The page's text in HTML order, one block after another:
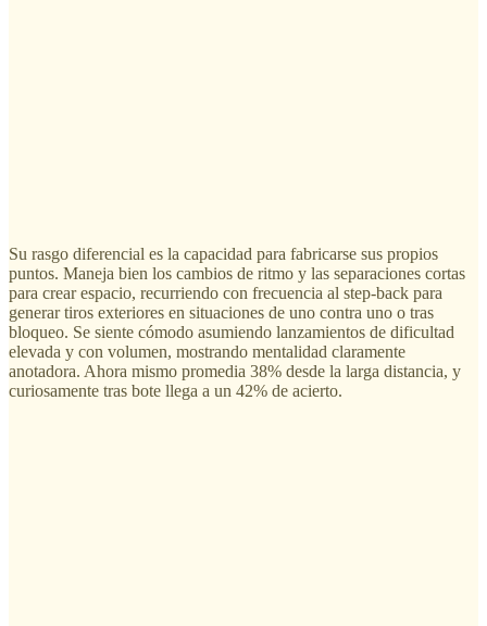
Su rasgo diferencial es la capacidad para fabricarse sus propios
puntos. Maneja bien los cambios de ritmo y las separaciones cortas
para crear espacio, recurriendo con frecuencia al step-back para
generar tiros exteriores en situaciones de uno contra uno o tras
bloqueo. Se siente cómodo asumiendo lanzamientos de dificultad
elevada y con volumen, mostrando mentalidad claramente
anotadora. Ahora mismo promedia 38% desde la larga distancia, y
curiosamente tras bote llega a un 42% de acierto.